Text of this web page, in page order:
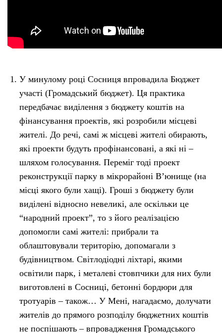
У минулому році Сосниця впровадила Бюджет
участі (Громадський бюджет). Ця практика
передбачає виділення з бюджету коштів на
фінансування проектів, які розробили місцеві
жителі. До речі, самі ж місцеві жителі обирають,
які проекти будуть профінансовані, а які ні –
шляхом голосування. Переміг тоді проект
реконструкції парку в мікрорайоні В’юнище (на
місці якого були хащі). Гроші з бюджету були
виділені відносно невеликі, але оскільки це
“народний проект”, то з його реалізацією
допомогли самі жителі: прибрали та
облаштовували територію, допомагали з
будівництвом. Світлодіодні ліхтарі, якими
освітили парк, і металеві стовпчики для них були
виготовлені в Сосниці, бетонні бордюри для
тротуарів – також… У Мені, нагадаємо, долучати
жителів до прямого розподілу бюджетних коштів
не поспішають – впровадження Громадського